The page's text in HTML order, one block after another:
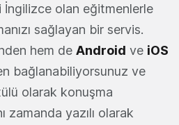
İngilizce olan eğitmenlerle
sağlayan bir servis.
hem de Android ve iOS
bağlanabiliyorsunuz ve
olarak konuşma
zamanda yazılı olarak